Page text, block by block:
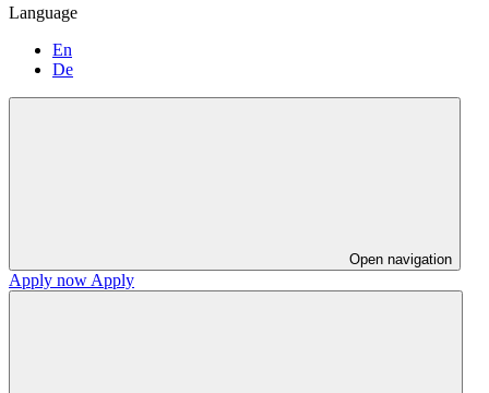
Language
En
De
Open navigation
Apply now Apply